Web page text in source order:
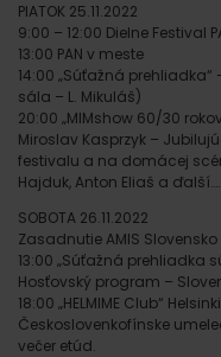
PIATOK 25.11.2022
9:00 – 12:00 Dielne Festival
13:00 PAN v meste
14:00 „Súťažná
sála – L. Mikuláš)
20:00 „MIMshow 60/30
Miroslav Kasprzyk –
festivalu a na domácej
Hajduk, Anton Eliaš a ďalší….
SOBOTA 26.11.2022
Zasadnutie AMIS
13:00 „Súťažná prehliadka
Hosťovský program –
18:00 „HELMIME Club“
Českoslovenkofínske
večer etúd.